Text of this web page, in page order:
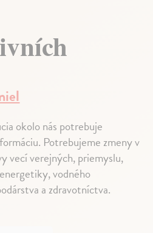
okolo nás potrebuje
Potrebujeme zmeny v
vecí verejných, priemyslu,
vodného
a zdravotníctva.